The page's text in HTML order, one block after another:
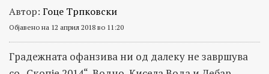
Автор: Гоце Трпковски
Објавено на 12 април 2018 во 11:20
Градежната офанзива ни од далеку не завршува